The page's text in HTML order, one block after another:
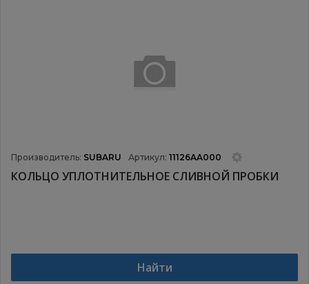
Производитель: SUBARU Артикул: 11126AA000
КОЛЬЦО УПЛОТНИТЕЛЬНОЕ СЛИВНОЙ ПРОБКИ
Найти